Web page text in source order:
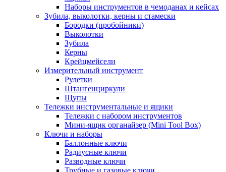
Наборы инструментов в чемоданах и кейсах
Зубила, выколотки, керны и стамески
Бородки (пробойники)
Выколотки
Зубила
Керны
Крейцмейсели
Измерительный инструмент
Рулетки
Штангенциркули
Щупы
Тележки инструментальные и ящики
Тележки с набором инструментов
Мини-ящик органайзер (Mini Tool Box)
Ключи и наборы
Баллонные ключи
Радиусные ключи
Разводные ключи
Трубные и газовые ключи